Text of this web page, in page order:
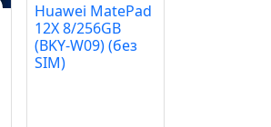
Huawei MatePad
12X 8/256GB
(BKY-W09) (без
SIM)